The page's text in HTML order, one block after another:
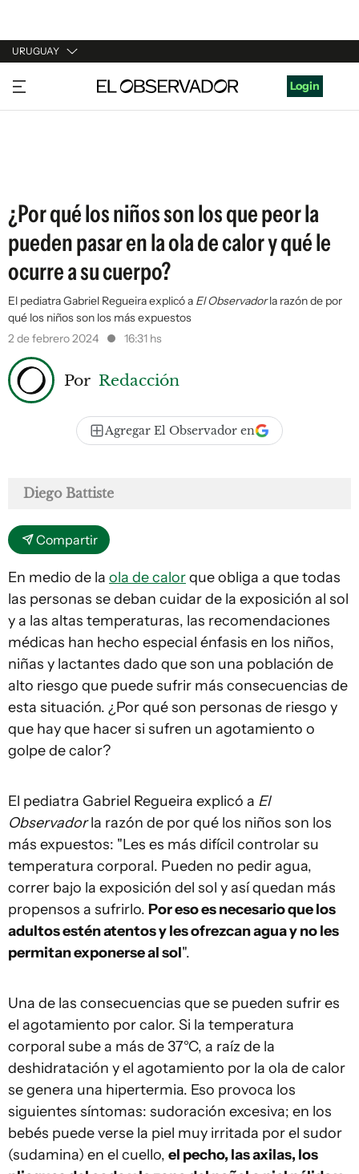
URUGUAY
URUGUAY
ARGENTINA
Login
¿Por qué los niños son los que peor la
pueden pasar en la ola de calor y qué le
ocurre a su cuerpo?
El pediatra Gabriel Regueira explicó a El Observadorla razón de por
qué los niños son los más expuestos
2 de febrero 2024
16:31 hs
Por Redacción
Agregar El Observador en
Diego Battiste
Compartir
En medio de la ola de calorque obliga a que todas
las personas se deban cuidar de la exposición al sol
y a las altas temperaturas, las recomendaciones
médicas han hecho especial énfasis en los niños,
niñas y lactantes dado que son una población de
alto riesgo que puede sufrir más consecuencias de
esta situación. ¿Por qué son personas de riesgo y
que hay que hacer si sufren un agotamiento o
golpe de calor?
El pediatra Gabriel Regueira explicó a El
Observadorla razón de por qué los niños son los
más expuestos: "Les es más difícil controlar su
temperatura corporal. Pueden no pedir agua,
correr bajo la exposición del sol y así quedan más
propensos a sufrirlo. Por eso es necesario que los
adultos estén atentos y les ofrezcan agua y no les
permitan exponerse al sol".
Una de las consecuencias que se pueden sufrir es
el agotamiento por calor. Si la temperatura
corporal sube a más de 37°C, a raíz de la
deshidratación y el agotamiento por la ola de calor
se genera una hipertermia. Eso provoca los
siguientes síntomas: sudoración excesiva; en los
bebés puede verse la piel muy irritada por el sudor
(sudamina) en el cuello, el pecho, las axilas, los